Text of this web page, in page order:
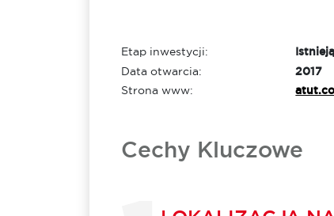
Etap inwestycji:
Data otwarcia:
2017
Strona www:
Cechy Kluczowe